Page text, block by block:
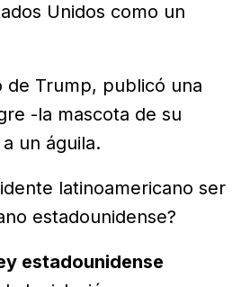
Unidos como un
de Trump, publicó una
-la mascota de su
un águila.
latinoamericano ser
estadounidense?
estadounidense